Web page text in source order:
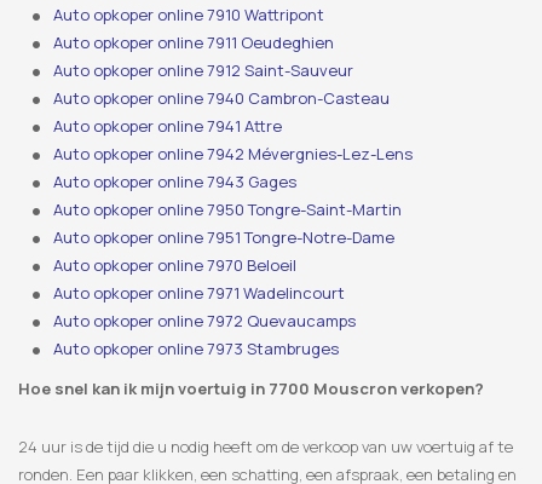
Auto opkoper online 7910 Wattripont
Auto opkoper online 7911 Oeudeghien
Auto opkoper online 7912 Saint-Sauveur
Auto opkoper online 7940 Cambron-Casteau
Auto opkoper online 7941 Attre
Auto opkoper online 7942 Mévergnies-Lez-Lens
Auto opkoper online 7943 Gages
Auto opkoper online 7950 Tongre-Saint-Martin
Auto opkoper online 7951 Tongre-Notre-Dame
Auto opkoper online 7970 Beloeil
Auto opkoper online 7971 Wadelincourt
Auto opkoper online 7972 Quevaucamps
Auto opkoper online 7973 Stambruges
Hoe snel kan ik mijn voertuig in 7700 Mouscron verkopen?
24 uur is de tijd die u nodig heeft om de verkoop van uw voertuig af te
ronden. Een paar klikken, een schatting, een afspraak, een betaling en